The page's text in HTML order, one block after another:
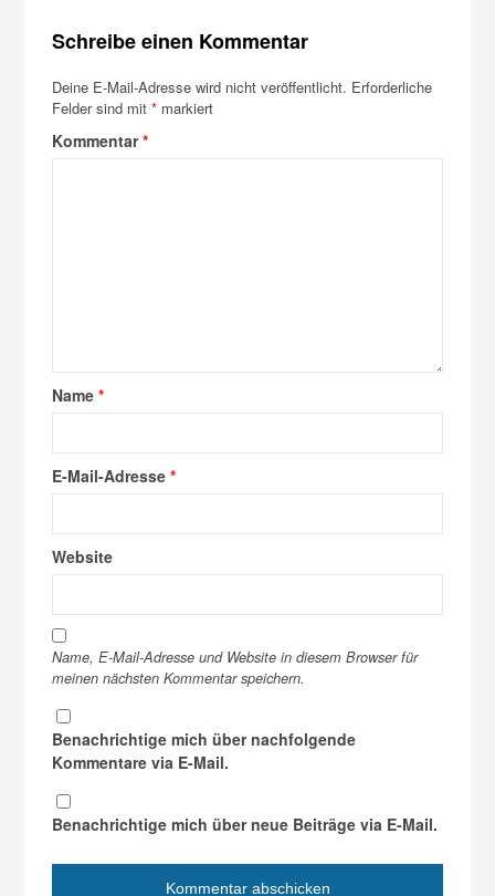
Schreibe einen Kommentar
Deine E-Mail-Adresse wird nicht veröffentlicht. Erforderliche
Felder sind mit* markiert
Kommentar*
Name*
E-Mail-Adresse*
Website
Name, E-Mail-Adresse und Website in diesem Browser für
meinen nächsten Kommentar speichern.
Benachrichtige mich über nachfolgende
Kommentare via E-Mail.
Benachrichtige mich über neue Beiträge via E-Mail.